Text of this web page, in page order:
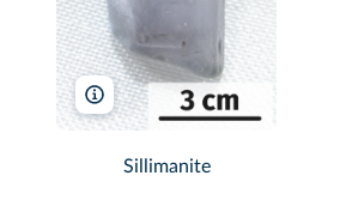
Skitahashi/Wikimedia
Sillimanite